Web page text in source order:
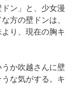
ン」と、少女漫
方の壁ドンは、
り、現在の胸キ
か吹越さんに壁
な気がする。キ